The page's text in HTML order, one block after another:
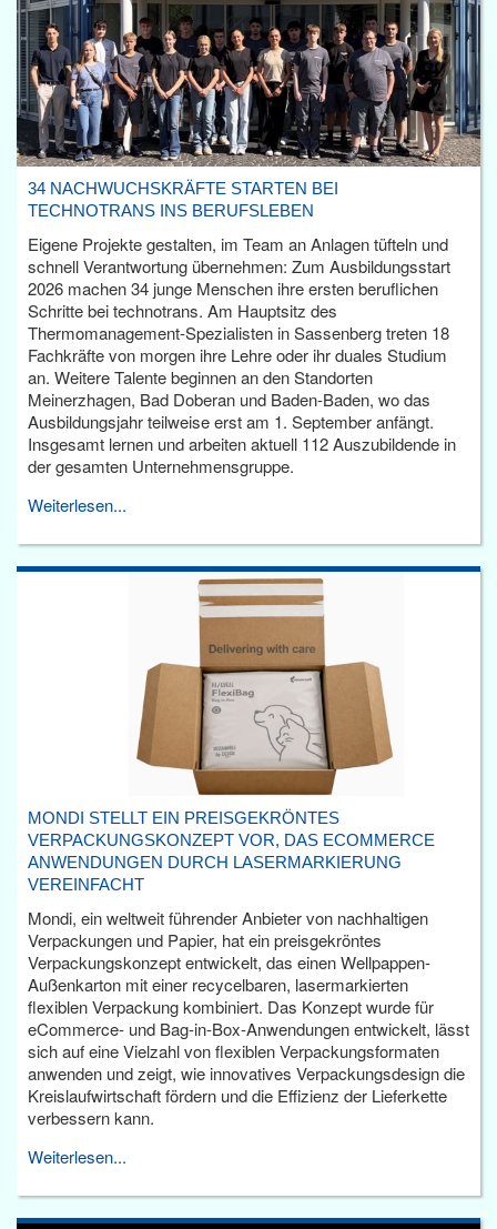
34 NACHWUCHSKRÄFTE STARTEN BEI
TECHNOTRANS INS BERUFSLEBEN
Eigene Projekte gestalten, im Team an Anlagen tüfteln und
schnell Verantwortung übernehmen: Zum Ausbildungsstart
2026 machen 34 junge Menschen ihre ersten beruflichen
Schritte bei technotrans. Am Hauptsitz des
Thermomanagement-Spezialisten in Sassenberg treten 18
Fachkräfte von morgen ihre Lehre oder ihr duales Studium
an. Weitere Talente beginnen an den Standorten
Meinerzhagen, Bad Doberan und Baden-Baden, wo das
Ausbildungsjahr teilweise erst am 1. September anfängt.
Insgesamt lernen und arbeiten aktuell 112 Auszubildende in
der gesamten Unternehmensgruppe.
Weiterlesen...
MONDI STELLT EIN PREISGEKRÖNTES
VERPACKUNGSKONZEPT VOR, DAS ECOMMERCE
ANWENDUNGEN DURCH LASERMARKIERUNG
VEREINFACHT
Mondi, ein weltweit führender Anbieter von nachhaltigen
Verpackungen und Papier, hat ein preisgekröntes
Verpackungskonzept entwickelt, das einen Wellpappen-
Außenkarton mit einer recycelbaren, lasermarkierten
flexiblen Verpackung kombiniert. Das Konzept wurde für
eCommerce- und Bag-in-Box-Anwendungen entwickelt, lässt
sich auf eine Vielzahl von flexiblen Verpackungsformaten
anwenden und zeigt, wie innovatives Verpackungsdesign die
Kreislaufwirtschaft fördern und die Effizienz der Lieferkette
verbessern kann.
Weiterlesen...